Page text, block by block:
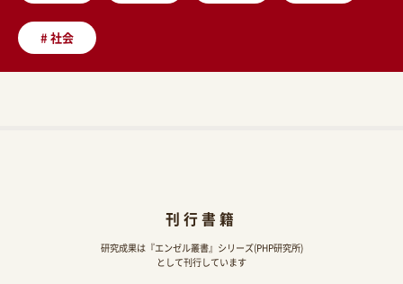
#社会
刊行書籍
研究成果は『エンゼル叢書』シリーズ(PHP研究所)
として刊行しています